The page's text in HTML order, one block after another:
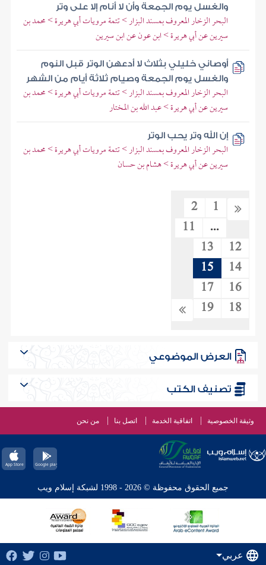
والغسل يوم الجمعة وأن لا أنام إلا على وتر
البحر الزخار المعروف بمسند البزار > تتمة مرويات أبي هريرة > محمد بن
سيرين عن أبي هريرة > ابن عون عن ابن سيرين
أوصاني خليلي بثلاث لا أدعهن الوتر قبل النوم
والغسل يوم الجمعة وصيام ثلاثة أيام من الشهر
البحر الزخار المعروف بمسند البزار > تتمة مرويات أبي هريرة > محمد بن
سيرين عن أبي هريرة > عبد الله بن المختار
إن الله وتر يحب الوتر
البحر الزخار المعروف بمسند البزار > تتمة مرويات أبي هريرة > محمد بن
سيرين عن أبي هريرة > هشام بن حسان
1
2
...
11
12
13
14
15
16
17
18
19
العرض الموضوعي
تصنيف الكتب
وثيقة الخصوصية اتفاقية الخدمة اتصل بنا من نحن
جميع الحقوق محفوظة © 2026 - 1998 لشبكة إسلام ويب
عربي